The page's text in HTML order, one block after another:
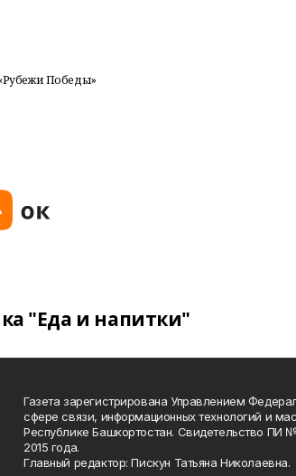
Победы»
"Еда и напитки"
Газета зарегистрирована Управлением
сфере связи, информационных технологий и
Республике Башкортостан. Свидетельство ПИ
2015 года.
Главный редактор: Пискун Татьяна Николаевна.